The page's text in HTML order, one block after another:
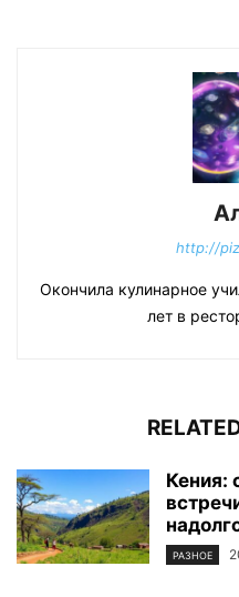
http://
Окончила кулинарное
лет в
Кения:
РАЗНОЕ